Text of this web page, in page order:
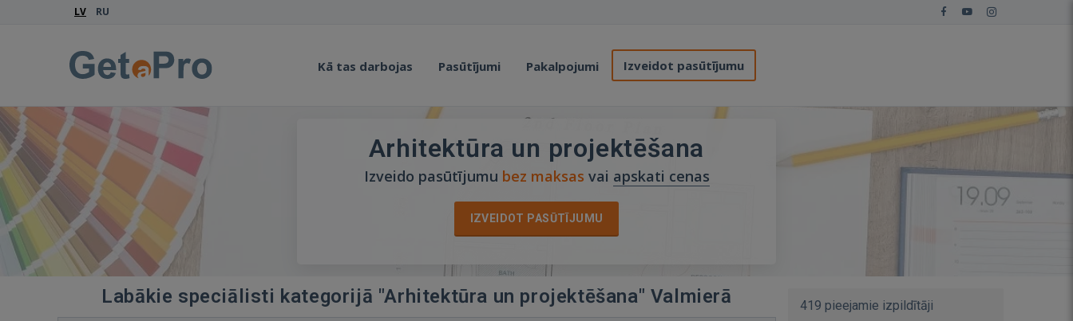
LV RU
Kā tas darbojas Pasūtījumi Pakalpojumi Izveidot pasūtījumu
Arhitektūra un projektēšana
Izveido pasūtījumu bez maksas vai apskati cenas
IZVEIDOT PASŪTĪJUMU
Labākie speciālisti kategorijā "Arhitektūra un projektēšana" Valmierā 419 pieejamie izpildītāji